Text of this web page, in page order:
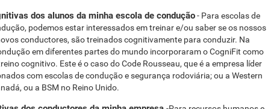
dos alunos da minha escola de condução- Para escolas de
podemos estar interessados ​​em treinar e/ou saber se os nossos
conductores, são treinados cognitivamente para conduzir. Na
em diferentes partes do mundo incorporaram o CogniFit como
cognitivo. Este é o caso do Code Rousseau, que é a empresa líder
com escolas de condução e segurança rodoviária; ou a Western
ou a BSM no Reino Unido.